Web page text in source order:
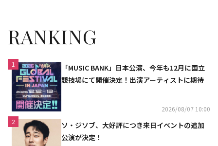
RANKING
1
「MUSIC BANK」日本公演、今年も12月に国立
競技場にて開催決定！出演アーティストに期待
2026/08/07 10:00
2
ソ・ジソブ、大好評につき来日イベントの追加
公演が決定！